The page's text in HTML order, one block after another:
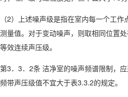
（2）上述噪声级是指在室内每一个工
测量值。对于变动噪声，则取相同位置
等效连续声压级。
第3．3．2条 洁净室的噪声频谱限制，
频带声压级值不宜大于表3.3.2的规定。